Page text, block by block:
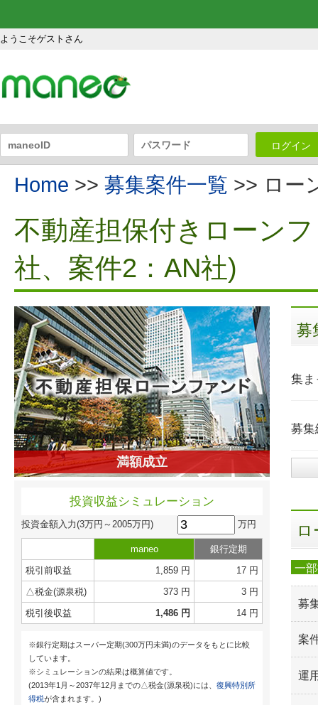
ようこそゲストさん
ログイン
Home >> 募集案件一覧 >> ロー
不動産担保付きローン
社、案件2：AN社)
満額成立
投資収益シミュレーション
投資金額入力(3万円～2005万円) 万円
maneo
銀行定期
税引前収益
1,859 円
17 円
△税金(源泉税)
373 円
3 円
税引後収益
1,486 円 14 円
※銀行定期はスーパー定期(300万円未満)のデータをもとに比較
しています。
※シミュレーションの結果は概算値です。
(2013年1月～2037年12月までの△税金(源泉税)には、 復興特別所
得税が含まれます。)
募
集ま
募集
一
募
案
運